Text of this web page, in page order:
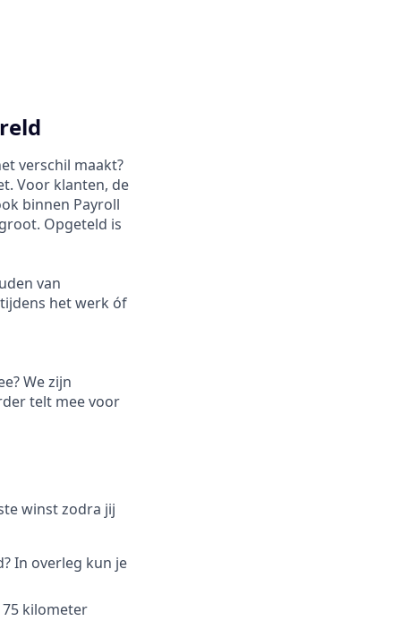
verschil maakt?
Voor klanten, de
binnen Payroll
Opgeteld is
van
het werk óf
We zijn
telt mee voor
winst zodra jij
In overleg kun je
kilometer